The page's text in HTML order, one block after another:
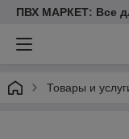
ПВХ МАРКЕТ: Все
Товары и